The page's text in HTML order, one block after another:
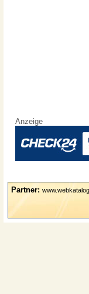
Anzeige
Partner: